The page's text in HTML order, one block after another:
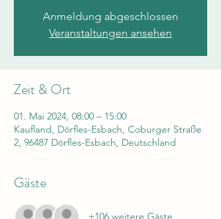
Anmeldung abgeschlossen
Veranstaltungen ansehen
Zeit & Ort
01. Mai 2024, 08:00 – 15:00
Kaufland, Dörfles-Esbach, Coburger Straße
2, 96487 Dörfles-Esbach, Deutschland
Gäste
+106 weitere Gäste